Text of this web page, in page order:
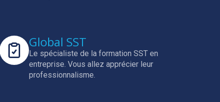
Global SST
Le spécialiste de la formation SST en
entreprise.Vous allez apprécier leur
professionnalisme.